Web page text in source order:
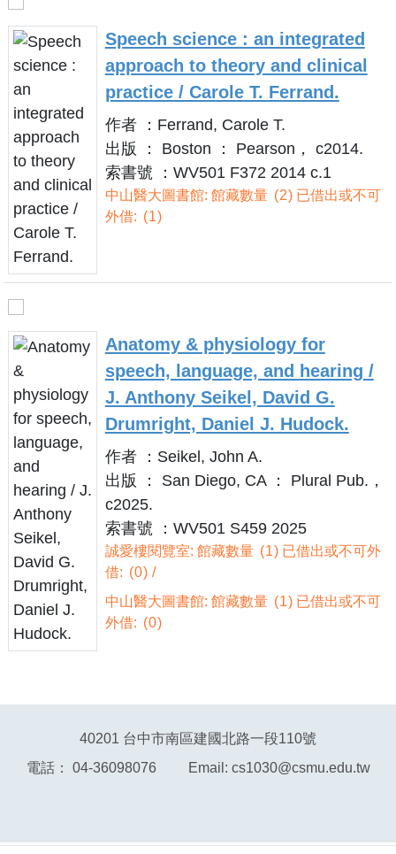
Speech science : an integrated
approach to theory and clinical
practice / Carole T. Ferrand.
作者 ：Ferrand, Carole T.
出版 ： Boston ： Pearson， c2014.
索書號 ：WV501 F372 2014 c.1
中山醫大圖書館: 館藏數量 2 已借出或不可
外借:
1
Anatomy & physiology for
speech, language, and hearing /
J. Anthony Seikel, David G.
Drumright, Daniel J. Hudock.
作者 ：Seikel, John A.
出版 ： San Diego, CA ： Plural Pub.，
c2025.
索書號 ：WV501 S459 2025
誠愛樓閱覽室: 館藏數量 1 已借出或不可外
借:
0
中山醫大圖書館: 館藏數量
1 已借出或不可
外借:
0
40201 台中市南區建國北路一段110號
電話： 04-36098076 Email: cs1030@csmu.edu.tw